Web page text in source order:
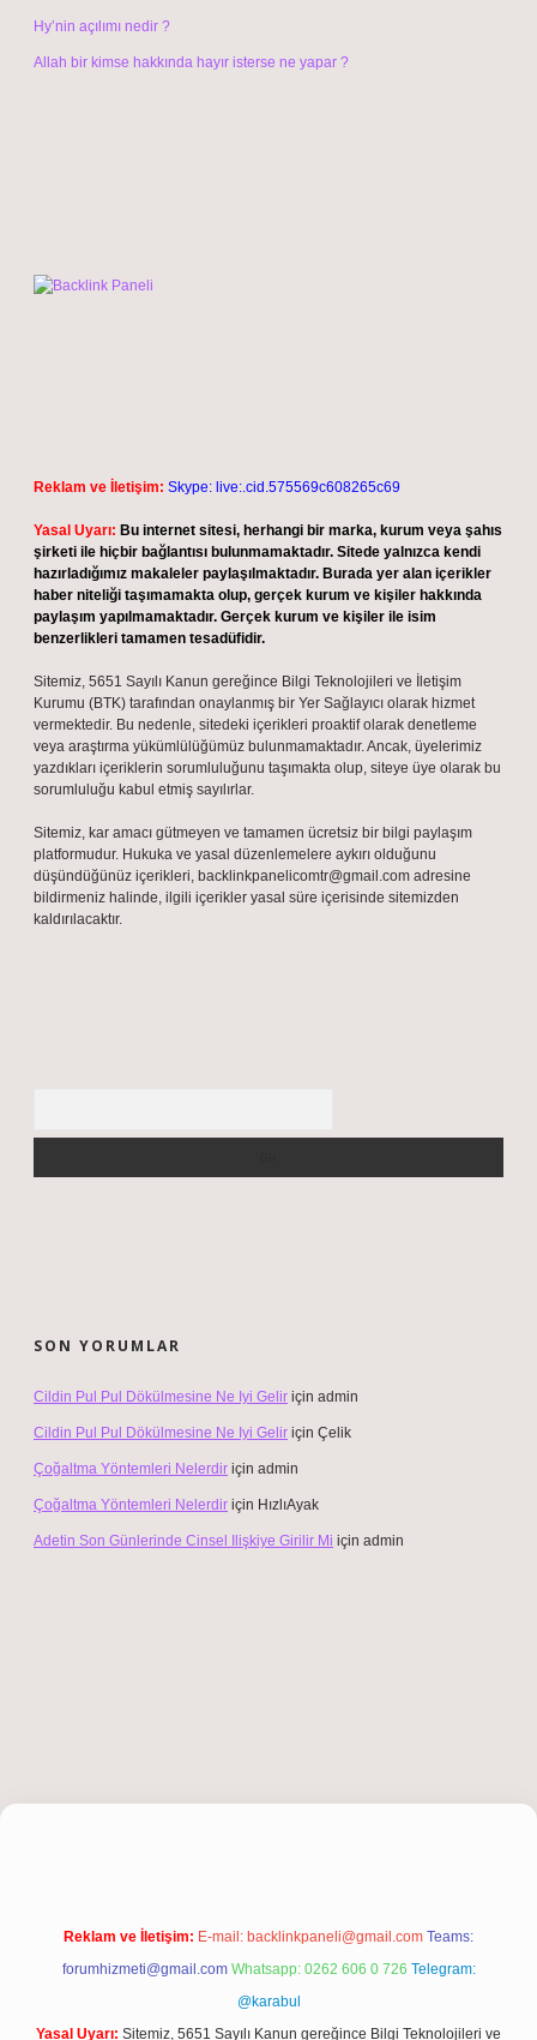
Hy’nin açılımı nedir ?
Allah bir kimse hakkında hayır isterse ne yapar ?
Reklam ve İletişim: Skype: live:.cid.575569c608265c69
Yasal Uyarı: Bu internet sitesi, herhangi bir marka, kurum veya şahıs
şirketi ile hiçbir bağlantısı bulunmamaktadır. Sitede yalnızca kendi
hazırladığımız makaleler paylaşılmaktadır. Burada yer alan içerikler
haber niteliği taşımamakta olup, gerçek kurum ve kişiler hakkında
paylaşım yapılmamaktadır. Gerçek kurum ve kişiler ile isim
benzerlikleri tamamen tesadüfidir.
Sitemiz, 5651 Sayılı Kanun gereğince Bilgi Teknolojileri ve İletişim
Kurumu (BTK) tarafından onaylanmış bir Yer Sağlayıcı olarak hizmet
vermektedir. Bu nedenle, sitedeki içerikleri proaktif olarak denetleme
veya araştırma yükümlülüğümüz bulunmamaktadır. Ancak, üyelerimiz
yazdıkları içeriklerin sorumluluğunu taşımakta olup, siteye üye olarak bu
sorumluluğu kabul etmiş sayılırlar.
Sitemiz, kar amacı gütmeyen ve tamamen ücretsiz bir bilgi paylaşım
platformudur. Hukuka ve yasal düzenlemelere aykırı olduğunu
düşündüğünüz içerikleri, backlinkpanelicomtr@gmail.com adresine
bildirmeniz halinde, ilgili içerikler yasal süre içerisinde sitemizden
kaldırılacaktır.
SON YORUMLAR
Cildin Pul Pul Dökülmesine Ne Iyi Gelir için admin
Cildin Pul Pul Dökülmesine Ne Iyi Gelir için Çelik
Çoğaltma Yöntemleri Nelerdir için admin
Çoğaltma Yöntemleri Nelerdir için HızlıAyak
Adetin Son Günlerinde Cinsel Ilişkiye Girilir Mi için admin
giriş
Reklam ve İletişim: E-mail: backlinkpaneli@gmail.com Teams:
forumhizmeti@gmail.com Whatsapp: 0262 606 0 726 Telegram:
@karabul
Yasal Uyarı: Sitemiz, 5651 Sayılı Kanun gereğince Bilgi Teknolojileri ve